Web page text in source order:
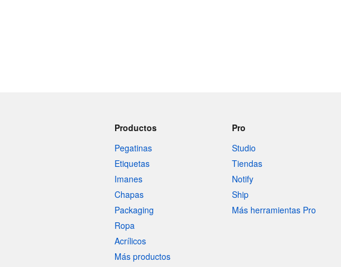
Productos
Pegatinas
Etiquetas
Imanes
Chapas
Packaging
Ropa
Acrílicos
Más productos
Pro
Studio
Tiendas
Notify
Ship
Más herramientas Pro